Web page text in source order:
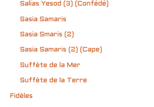
Salias Yesod (3) (Confédé)
Sasia Samaris
Sasia Smaris (2)
Sasia Samaris (2) (Cape)
Suffète de la Mer
Suffète de la Terre
Fidèles